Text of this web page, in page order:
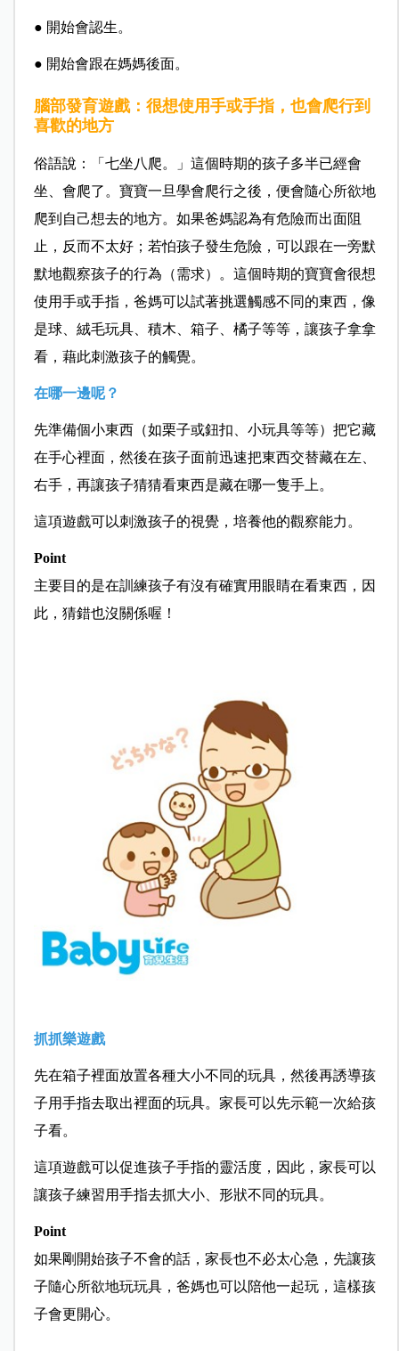
● 開始會認生。
● 開始會跟在媽媽後面。
腦部發育遊戲：很想使用手或手指，也會爬行到
喜歡的地方
俗語說：「七坐八爬。」這個時期的孩子多半已經會
坐、會爬了。寶寶一旦學會爬行之後，便會隨心所欲地
爬到自己想去的地方。如果爸媽認為有危險而出面阻
止，反而不太好；若怕孩子發生危險，可以跟在一旁默
默地觀察孩子的行為（需求）。這個時期的寶寶會很想
使用手或手指，爸媽可以試著挑選觸感不同的東西，像
是球、絨毛玩具、積木、箱子、橘子等等，讓孩子拿拿
看，藉此刺激孩子的觸覺。
在哪一邊呢？
先準備個小東西（如栗子或鈕扣、小玩具等等）把它藏
在手心裡面，然後在孩子面前迅速把東西交替藏在左、
右手，再讓孩子猜猜看東西是藏在哪一隻手上。
這項遊戲可以刺激孩子的視覺，培養他的觀察能力。
Point
主要目的是在訓練孩子有沒有確實用眼睛在看東西，因
此，猜錯也沒關係喔！
抓抓樂遊戲
先在箱子裡面放置各種大小不同的玩具，然後再誘導孩
子用手指去取出裡面的玩具。家長可以先示範一次給孩
子看。
這項遊戲可以促進孩子手指的靈活度，因此，家長可以
讓孩子練習用手指去抓大小、形狀不同的玩具。
Point
如果剛開始孩子不會的話，家長也不必太心急，先讓孩
子隨心所欲地玩玩具，爸媽也可以陪他一起玩，這樣孩
子會更開心。